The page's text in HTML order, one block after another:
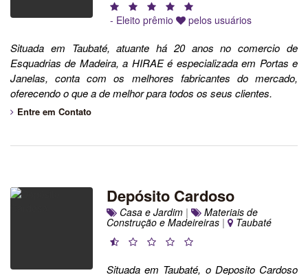
- Eleito prêmio pelos usuários
Situada em Taubaté, atuante há 20 anos no comercio de
Esquadrias de Madeira, a HIRAE é especializada em Portas e
Janelas, conta com os melhores fabricantes do mercado,
oferecendo o que a de melhor para todos os seus clientes.
Entre em Contato
Depósito Cardoso
Casa e Jardim | Materiais de
Construção e Madeireiras | Taubaté
Situada em Taubaté, o Deposito Cardoso